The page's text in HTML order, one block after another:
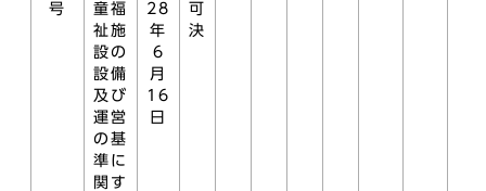
号
童福
祉施
設の
設備
及び
運営
の基
準に
関す
28
年
6
月
16
日
可
決